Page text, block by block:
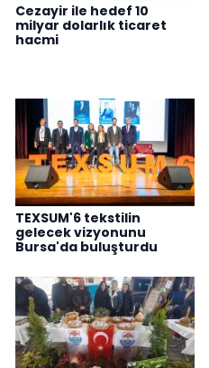
Cezayir ile hedef 10
milyar dolarlık ticaret
hacmi
TEXSUM'6 tekstilin
gelecek vizyonunu
Bursa'da buluşturdu